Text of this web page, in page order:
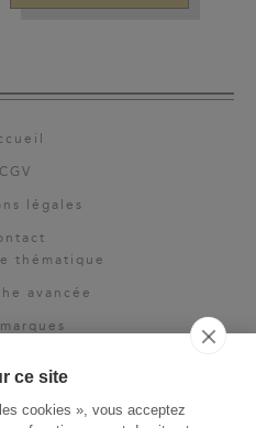
ce site
cookies », vous acceptez
CGV
légales
thématique
avancée
pro